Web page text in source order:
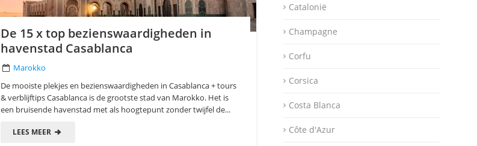
De 15 x top bezienswaardigheden in
havenstad Casablanca
Marokko
De mooiste plekjes en bezienswaardigheden in Casablanca + tours
& verblijftips Casablanca is de grootste stad van Marokko. Het is
een bruisende havenstad met als hoogtepunt zonder twijfel de...
LEES MEER
Catalonië
Champagne
Corfu
Corsica
Costa Blanca
Côte d'Azur